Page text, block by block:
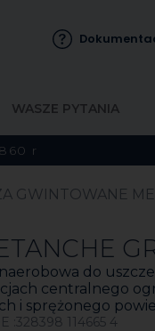
WASZE PYTANIA
r
GWINTOWANE
do
centralnego
i sprężonego
:328398 114665 4